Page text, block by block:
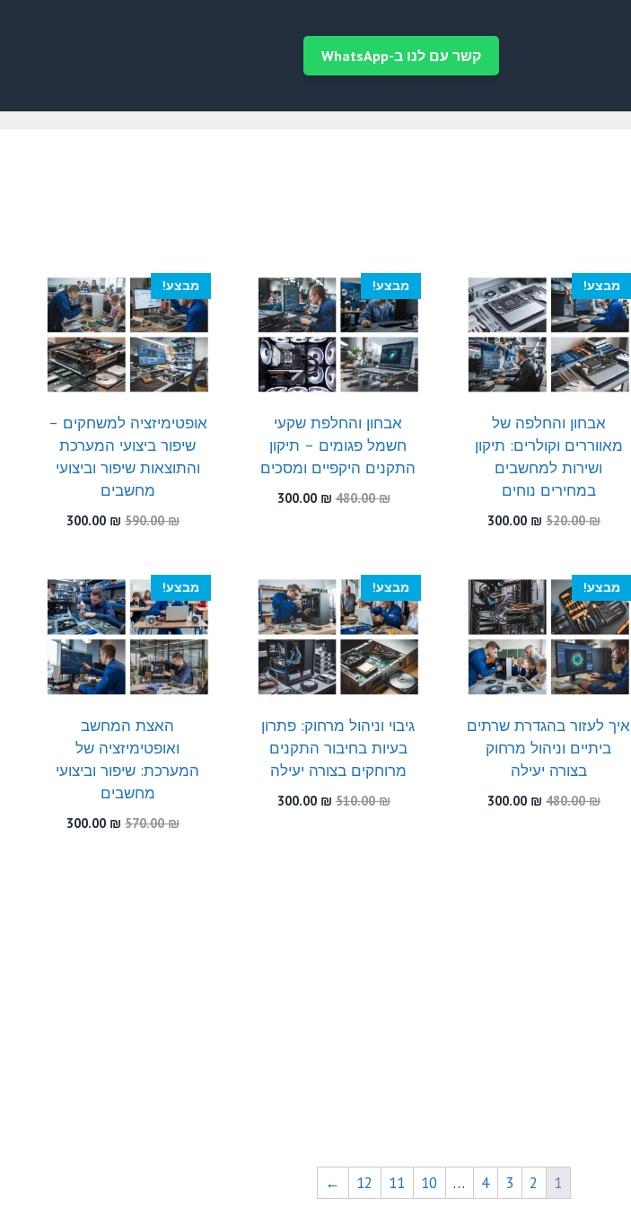
קשר עם לנו ב-WhatsApp
מבצע!
אבחון והחלפה של
מאווררים וקולרים: תיקון
ושירות למחשבים
במחירים נוחים
520.00₪
המחיר
520.00 ₪.
300.00 ₪
המחיר
300.00 ₪.
מבצע!
אבחון והחלפת שקעי
חשמל פגומים – תיקון
התקנים היקפיים ומסכים
480.00₪
המחיר
300.00 ₪
מבצע!
אופטימיזציה למשחקים –
שיפור ביצועי המערכת
והתוצאות שיפור וביצועי
מחשבים
590.00₪
המחיר
590.00 ₪.
300.00 ₪
המחיר
300.00 ₪.
מבצע!
איך לעזור בהגדרת שרתים
ביתיים וניהול מרחוק
בצורה יעילה
480.00₪
המחיר
300.00 ₪
המחיר
מבצע!
גיבוי וניהול מרחוק: פתרון
בעיות בחיבור התקנים
מרוחקים בצורה יעילה
510.00₪
המחיר
300.00 ₪
מבצע!
האצת המחשב
ואופטימיזציה של
המערכת: שיפור וביצועי
מחשבים
570.00₪
המחיר
300.00 ₪
המחיר
1
2
3
4
…
10
11
12
←